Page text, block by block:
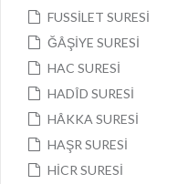
FUSSİLET SURESİ
ĞÂŞİYE SURESİ
HAC SURESİ
HADÎD SURESİ
HÂKKA SURESİ
HAŞR SURESİ
HİCR SURESİ